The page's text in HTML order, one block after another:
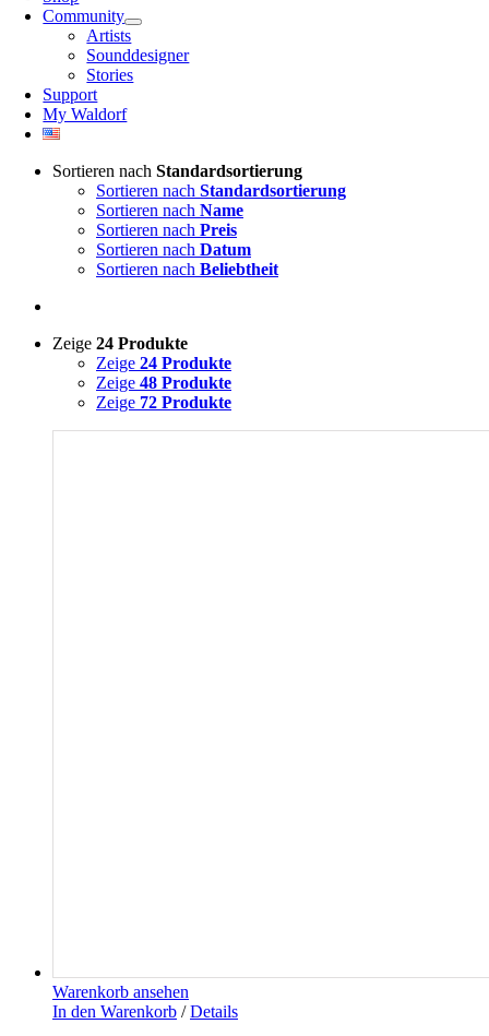
Community
Artists
Sounddesigner
Stories
Support
My Waldorf
Sortieren nach Standardsortierung
Sortieren nach Standardsortierung
Sortieren nach Name
Sortieren nach Preis
Sortieren nach Datum
Sortieren nach Beliebtheit
Zeige 24 Produkte
Zeige 24 Produkte
Zeige 48 Produkte
Zeige 72 Produkte
Warenkorb ansehen
In den Warenkorb / Details